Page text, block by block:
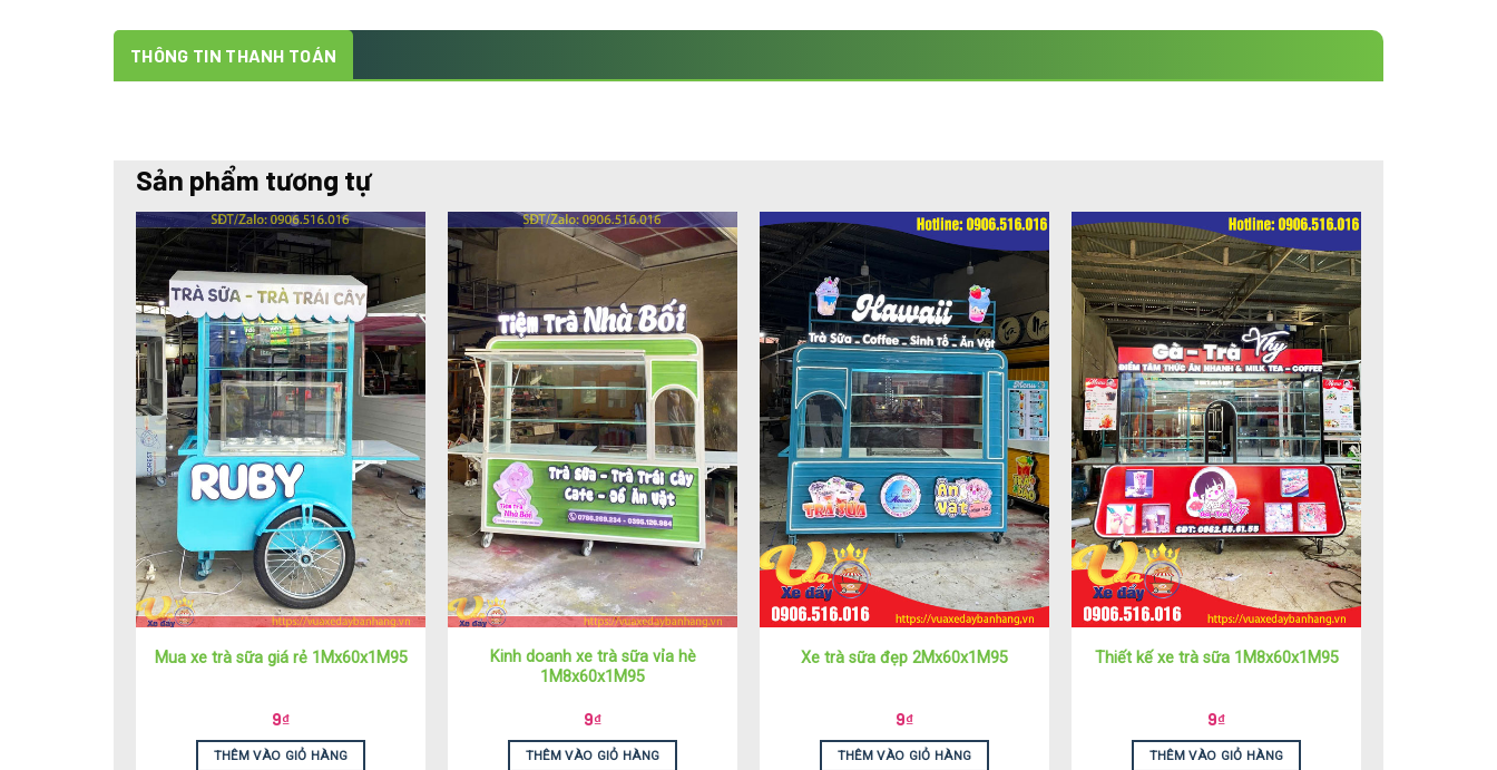
THÔNG TIN THANH TOÁN
Sản phẩm tương tự
Mua xe trà sữa giá rẻ 1Mx60x1M95
9₫
THÊM VÀO GIỎ HÀNG
Kinh doanh xe trà sữa vỉa hè
1M8x60x1M95
9₫
THÊM VÀO GIỎ HÀNG
Xe trà sữa đẹp 2Mx60x1M95
9₫
THÊM VÀO GIỎ HÀNG
Thiết kế xe trà sữa 1M8x60x1M95
9₫
THÊM VÀO GIỎ HÀNG